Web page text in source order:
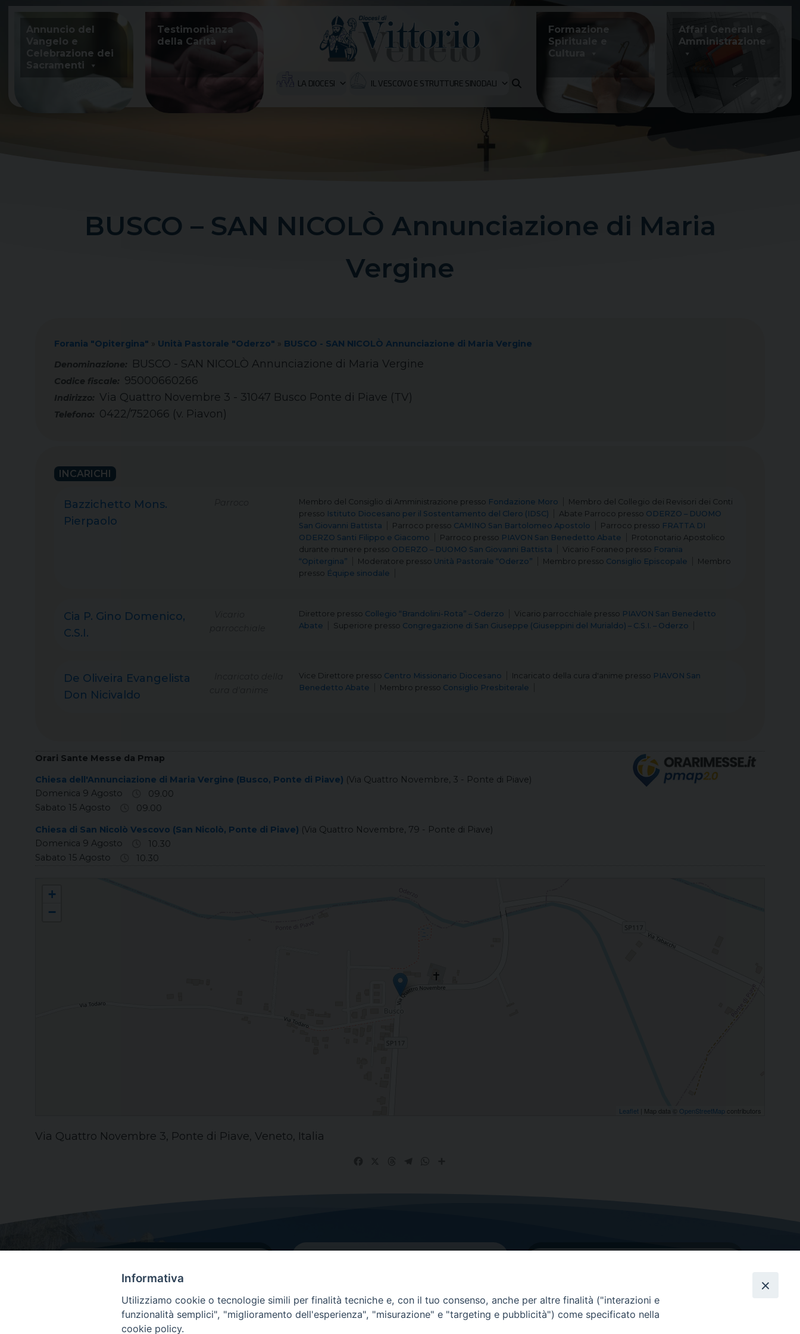
content
Annuncio del
Vangelo e
Celebrazione dei
Sacramenti
Testimonianza
della Carità
LA DIOCESI IL VESCOVO E STRUTTURE SINODALI
Formazione
Spirituale e
Cultura
Affari Generali e
Amministrazione
BUSCO – SAN NICOLÒ Annunciazione di Maria
Vergine
Forania "Opitergina" » Unità Pastorale "Oderzo" » BUSCO - SAN NICOLÒ Annunciazione di Maria Vergine
BUSCO - SAN NICOLÒ Annunciazione di Maria Vergine
Codice fiscale: 95000660266
Telefono: 0422/752066 (v. Piavon)
Indirizzo: Via Quattro Novembre 3 - 31047 Busco Ponte di Piave (TV)
INCARICHI
Bazzichetto Mons.
Pierpaolo
Membro del Consiglio di Amministrazione presso Fondazione Moro
Membro del Collegio dei Revisori dei Conti
presso Istituto Diocesano per il Sostentamento del Clero (IDSC) Abate Parroco presso ODERZO – DUOMO
San Giovanni Battista
Parroco presso CAMINO San Bartolomeo Apostolo Parroco presso FRATTA DI
ODERZO Santi Filippo e Giacomo
Parroco presso PIAVON San Benedetto Abate
Protonotario Apostolico
durante munere presso ODERZO – DUOMO San Giovanni Battista Vicario Foraneo presso Forania
“Opitergina”
Moderatore presso Unità Pastorale “Oderzo” Membro presso Consiglio Episcopale
Membro
presso Équipe sinodale
Cia P. Gino Domenico,
C.S.I.
Direttore presso Collegio “Brandolini-Rota” – Oderzo Vicario parrocchiale presso PIAVON San Benedetto
Abate
Superiore presso Congregazione di San Giuseppe (Giuseppini del Murialdo) – C.S.I. – Oderzo
De Oliveira Evangelista
Don Nicivaldo
Vice Direttore presso Centro Missionario Diocesano Incaricato della cura d'anime presso PIAVON San
Benedetto Abate
Membro presso Consiglio Presbiterale
Orari Sante Messe da Pmap
Chiesa dell'Annunciazione di Maria Vergine (Busco, Ponte di Piave) (Via Quattro Novembre, 3 - Ponte di Piave)
Domenica 9 Agosto
09.00
Sabato 15 Agosto
09.00
Chiesa di San Nicolò Vescovo (San Nicolò, Ponte di Piave) (Via Quattro Novembre, 79 - Ponte di Piave)
Domenica 9 Agosto
10.30
Sabato 15 Agosto
10.30
+
−
Leaflet | Map data © OpenStreetMap contributors
Via Quattro Novembre 3, Ponte di Piave, Veneto, Italia
Dove siamo
Contatti principali
Informativa
Utilizziamo cookie o tecnologie simili per finalità tecniche e, con il tuo consenso, anche per altre finalità ("interazioni e
funzionalità semplici", "miglioramento dell'esperienza", "misurazione" e "targeting e pubblicità") come specificato nella
cookie policy.